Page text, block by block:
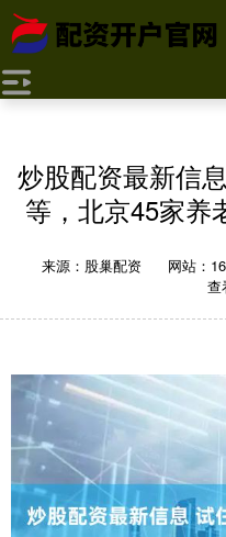
炒股配资最新信
等，北京45家养
来源：股巢配资 网站：
查